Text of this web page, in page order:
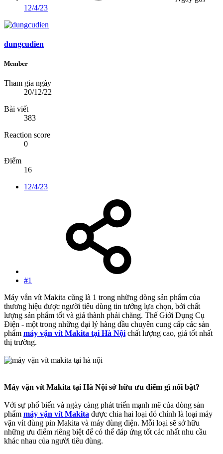
12/4/23
dungcudien
Member
Tham gia ngày
20/12/22
Bài viết
383
Reaction score
0
Điểm
16
12/4/23
#1
Máy vắn vít Makita cũng là 1 trong những dòng sản phẩm của
thương hiệu được người tiêu dùng tin tưởng lựa chọn, bởi chất
lượng sản phẩm tốt và giá thành phải chăng. Thế Giới Dụng Cụ
Điện - một trong những đại lý hàng đầu chuyên cung cấp các sản
phẩm máy vặn vít Makita tại Hà Nội chất lượng cao, giá tốt nhất
thị trường.
Máy vặn vít Makita tại Hà Nội sở hữu ưu điểm gì nổi bật?
Với sự phổ biến và ngày càng phát triển mạnh mẽ của dòng sản
phẩm máy vặn vít Makita được chia hai loại đó chính là loại máy
vặn vít dùng pin Makita và máy dùng điện. Mỗi loại sẽ sở hữu
những ưu điểm riêng biệt để có thể đáp ứng tốt các nhất nhu cầu
khác nhau của người tiêu dùng.